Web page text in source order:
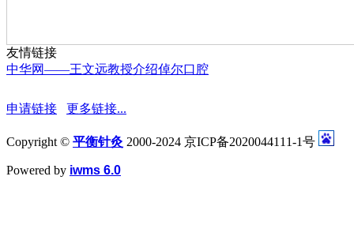
友情链接
中华网——王文远教授介绍倬尔口腔
申请链接 更多链接...
Copyright © 平衡针灸 2000-2024 京ICP备2020044111-1号
Powered by iwms 6.0